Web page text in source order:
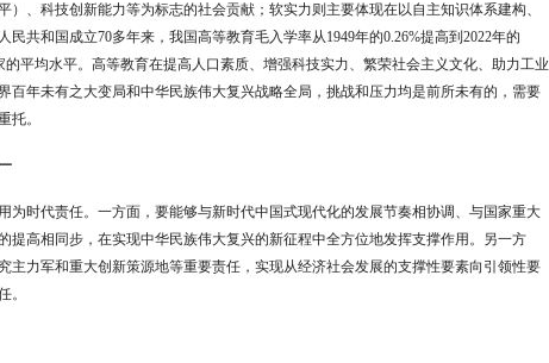
）、科技创新能力等为标志的社会贡献；软实力则主要体现在以自主知识体系建构、
民共和国成立70多年来，我国高等教育毛入学率从1949年的0.26%提高到 2022年的
平均水平。高等教育在提高人口素质、增强科技实力、繁荣社会主义文化、助力工业
年未有之大变局和中华民族伟大复兴战略全局，挑战和压力均是前所未有的，需要
托。
为时代责任。一方面，要能够与新时代中国式现代化的发展节奏相协调、与国家重大
高相同步，在实现中华民族伟大复兴的新征程中全方位地发挥支撑作用。另一方
力军和重大创新策源地等重要责任，实现从经济社会发展的支撑性要素向引领性要
。